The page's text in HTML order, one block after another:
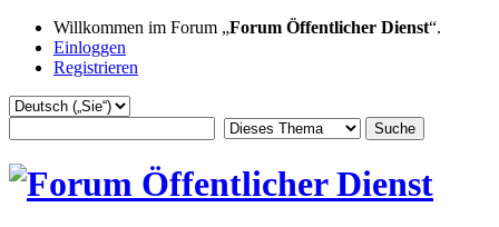
Willkommen im Forum „Forum Öffentlicher Dienst“.
Einloggen
Registrieren